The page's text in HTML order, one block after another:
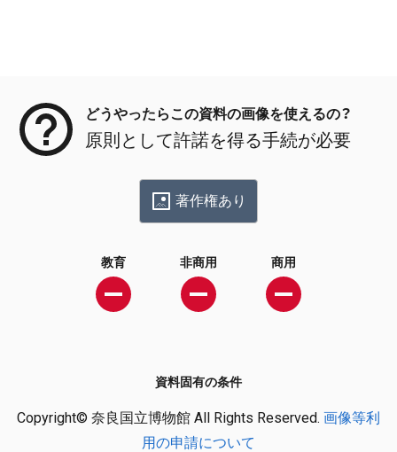
どうやったらこの資料の画像を使えるの？
原則として許諾を得る手続が必要
著作権あり
教育 非商用 商用
資料固有の条件
Copyright© 奈良国立博物館 All Rights Reserved. 画像等利
用の申請について